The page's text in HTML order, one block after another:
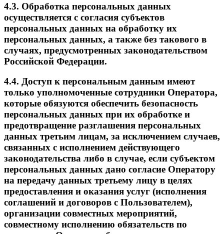
4.3. Обработка персональных данных
осуществляется с согласия субъектов
персональных данных на обработку их
персональных данных, а также без такового в
случаях, предусмотренных законодательством
Российской Федерации.
4.4. Доступ к персональным данным имеют
только уполномоченные сотрудники Оператора,
которые обязуются обеспечить безопасность
персональных данных при их обработке и
предотвращение разглашения персональных
данных третьим лицам, за исключением случаев,
связанных с исполнением действующего
законодательства либо в случае, если субъектом
персональных данных дано согласие Оператору
на передачу данных третьему лицу в целях
предоставления и оказания услуг (исполнения
соглашений и договоров с Пользователем),
организации совместных мероприятий,
совместному исполнению обязательств по